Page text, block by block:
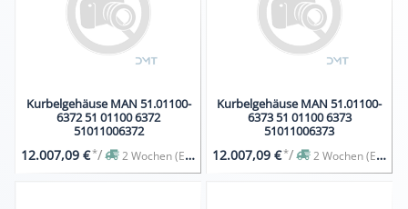
Kurbelgehäuse MAN 51.01100-
6372 51 01100 6372
51011006372
12.007,09 €*/ 2 Wochen (Expresslieferung auf Anfrage)
Kurbelgehäuse MAN 51.01100-
6373 51 01100 6373
51011006373
12.007,09 €*/ 2 Wochen (Expresslieferung auf Anfrage)